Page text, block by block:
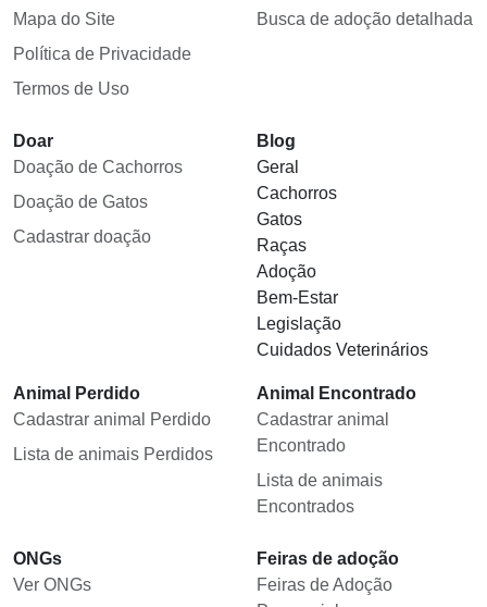
Mapa do Site
Política de Privacidade
Termos de Uso
Busca de adoção detalhada
Doar
Doação de Cachorros
Doação de Gatos
Cadastrar doação
Blog
Geral
Cachorros
Gatos
Raças
Adoção
Bem-Estar
Legislação
Cuidados Veterinários
Animal Perdido
Cadastrar animal Perdido
Lista de animais Perdidos
Animal Encontrado
Cadastrar animal
Encontrado
Lista de animais
Encontrados
ONGs
Ver ONGs
Feiras de adoção
Feiras de Adoção